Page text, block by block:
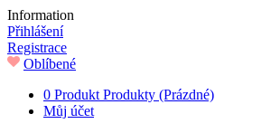
Information
Přihlášení
Registrace
Oblíbené
0 Produkt Produkty (Prázdné)
Můj účet